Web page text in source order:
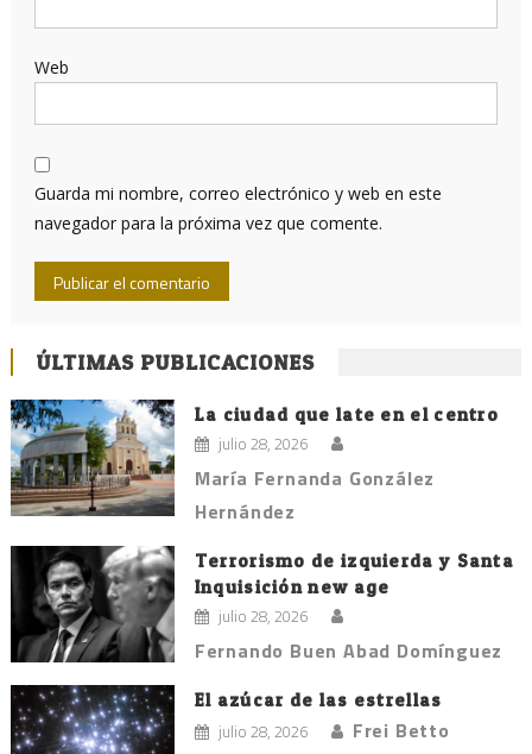
Web
Guarda mi nombre, correo electrónico y web en este
navegador para la próxima vez que comente.
ÚLTIMAS PUBLICACIONES
La ciudad que late en el centro
julio 28, 2026
María Fernanda González
Hernández
Terrorismo de izquierda y Santa
Inquisición new age
julio 28, 2026
Fernando Buen Abad Domínguez
El azúcar de las estrellas
julio 28, 2026 Frei Betto